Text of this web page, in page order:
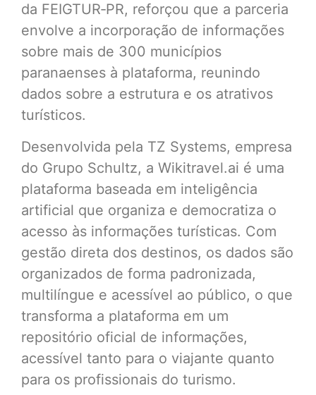
da FEIGTUR‑PR, reforçou que a parceria
envolve a incorporação de informações
sobre mais de 300 municípios
paranaenses à plataforma, reunindo
dados sobre a estrutura e os atrativos
turísticos.
Desenvolvida pela TZ Systems, empresa
do Grupo Schultz, a Wikitravel.ai é uma
plataforma baseada em inteligência
artificial que organiza e democratiza o
acesso às informações turísticas. Com
gestão direta dos destinos, os dados são
organizados de forma padronizada,
multilíngue e acessível ao público, o que
transforma a plataforma em um
repositório oficial de informações,
acessível tanto para o viajante quanto
para os profissionais do turismo.